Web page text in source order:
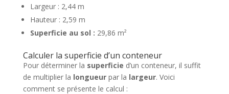
Largeur : 2,44 m
Hauteur : 2,59 m
Superficie au sol : 29,86 m²
Calculer la superficie d’un conteneur
Pour déterminer la superficie d’un conteneur, il suffit
de multiplier la longueurpar la largeur. Voici
comment se présente le calcul :